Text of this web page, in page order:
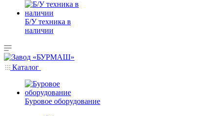
Б/У техника в
наличии
Каталог
Буровое оборудование